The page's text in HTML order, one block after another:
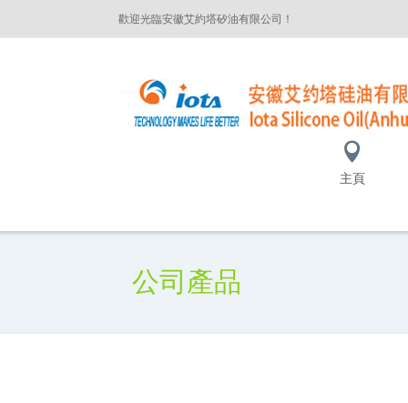
歡迎光臨安徽艾約塔矽油有限公司！
主頁
公司產品